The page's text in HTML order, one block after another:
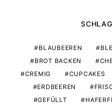
BLAUBEEREN
BROT BACKEN
CREMIG
CUPCAKES
ERDBEEREN
GEFÜLLT